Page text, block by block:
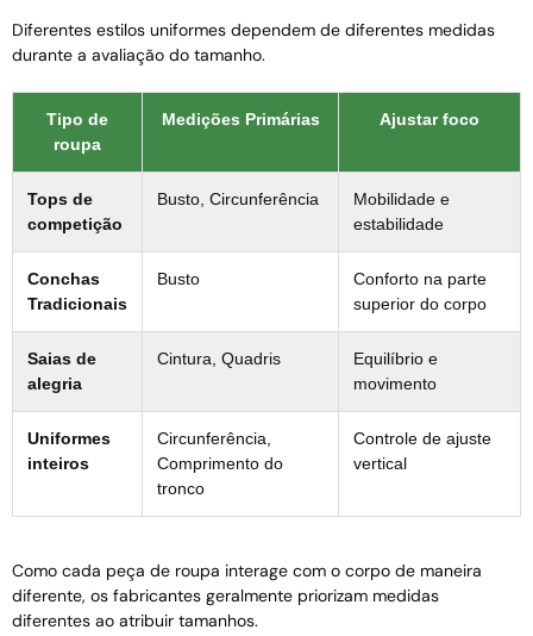
Diferentes estilos uniformes dependem de diferentes medidas
durante a avaliação do tamanho.
Tipo de
roupa
Medições Primárias Ajustar foco
Tops de
competição
Busto, Circunferência
Mobilidade e
estabilidade
Conchas
Tradicionais
Busto
Conforto na parte
superior do corpo
Saias de
alegria
Cintura, Quadris
Equilíbrio e
movimento
Uniformes
inteiros
Circunferência,
Comprimento do
tronco
Controle de ajuste
vertical
Como cada peça de roupa interage com o corpo de maneira
diferente, os fabricantes geralmente priorizam medidas
diferentes ao atribuir tamanhos.